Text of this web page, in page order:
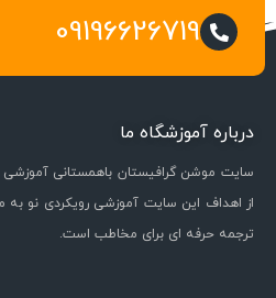
09196626719
درباره آموزشگاه ما
سایت موشن گرافیستان باهمستانی آموزشی
از اهداف این سایت آموزشی رویکردی نو
ترجمه حرفه ای برای مخاطب است.